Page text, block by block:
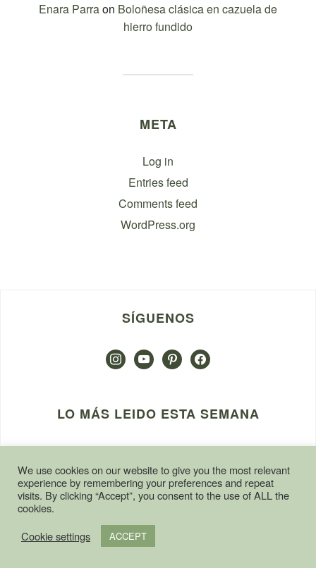
Enara Parraon Boloñesa clásica en cazuela de
hierro fundido
META
Log in
Entries feed
Comments feed
WordPress.org
SÍGUENOS
instagramyoutubepinterestfacebook
LO MÁS LEIDO ESTA SEMANA
básica
57879 visitas
Costillas de cerdo en olla lenta
We use cookies on our website to give you the most relevant
experience by remembering your preferences and repeat
visits. By clicking “Accept”, you consent to the use of ALL the
cookies.
Cookie settings
ACCEPT